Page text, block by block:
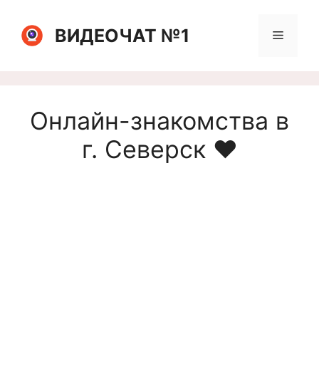
содержимомуВИДЕОЧАТ №1 Меню
Онлайн-знакомства в
г. Северск ❤️